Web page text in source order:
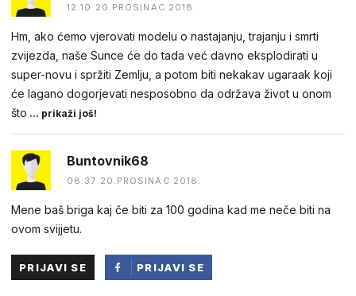
12:10 20.PROSINAC 2018.
Hm, ako ćemo vjerovati modelu o nastajanju, trajanju i smrti
zvijezda, naše Sunce će do tada već davno eksplodirati u
super-novu i spržiti Zemlju, a potom biti nekakav ugaraak koji
će lagano dogorjevati nesposobno da održava život u onom
što ... prikaži još!
Buntovnik68
08:37 20.PROSINAC 2018.
Mene baš briga kaj če biti za 100 godina kad me neče biti na
ovom svijjetu.
PRIJAVI SE
PRIJAVI SE